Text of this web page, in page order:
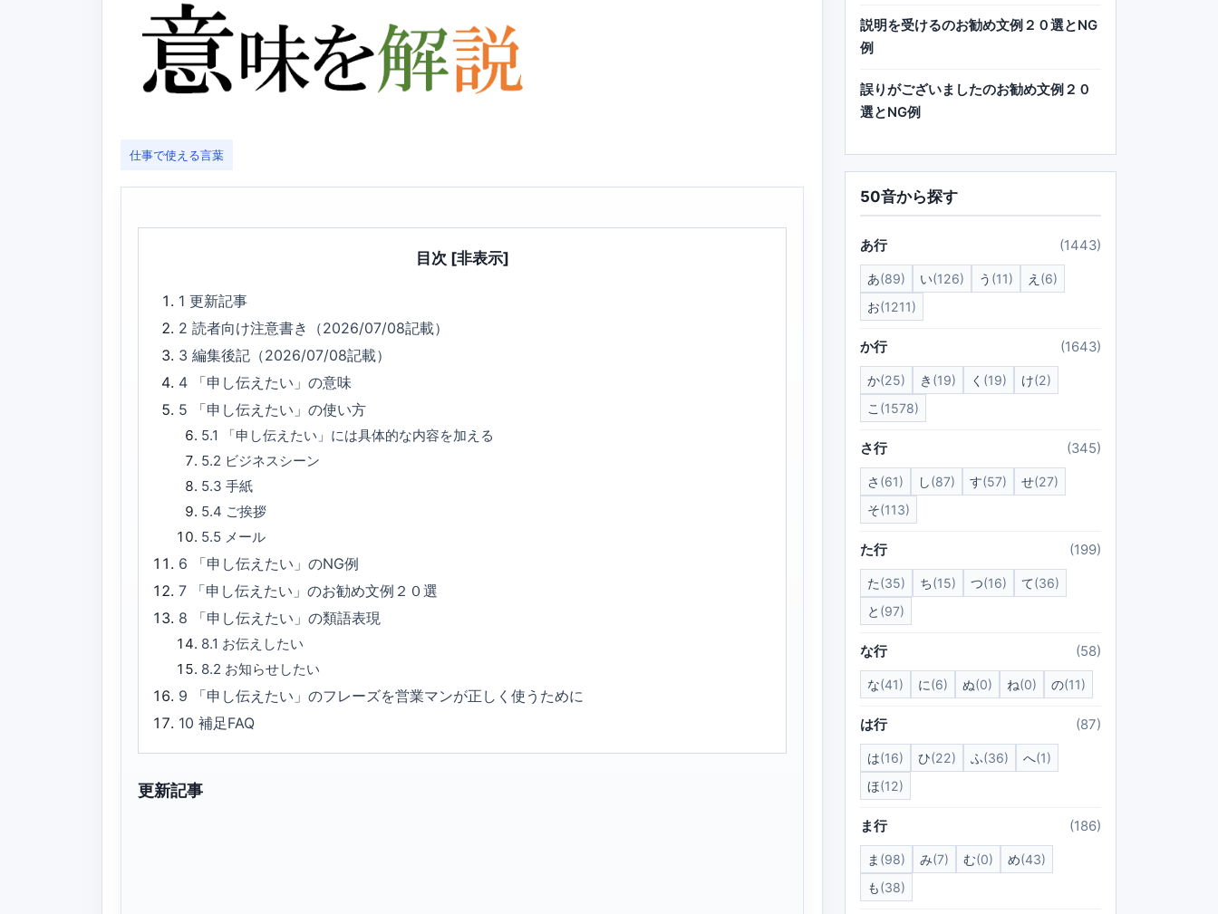
仕事で使える言葉
目次 [非表示]
1更新記事
2読者向け注意書き（2026/07/08記載）
3編集後記（2026/07/08記載）
4
「申し伝えたい」の意味
5
「申し伝えたい」の使い方
5.1
「申し伝えたい」には具体的な内容を加える
5.2 ビジネスシーン
5.3 手紙
5.4 ご挨拶
5.5 メール
6
「申し伝えたい」のNG例
7
「申し伝えたい」のお勧め文例２０選
8
「申し伝えたい」の類語表現
8.1 お伝えしたい
8.2 お知らせしたい
9
「申し伝えたい」のフレーズを営業マンが正しく使うために
10補足FAQ
更新記事
説明を受けるのお勧め文例２０選とNG
例
誤りがございましたのお勧め文例２０
選とNG例
50音から探す
あ行 (1443)
あ(89) い(126) う (11) え (6)
お(1211)
か行 (1643)
か(25) き (19) く (19) け(2)
こ (1578)
さ行 (345)
さ (61) し(87) す(57) せ(27)
そ(113)
た行 (199)
た(35) ち(15) つ(16) て(36)
と (97)
な行 (58)
な(41) に(6) ぬ(0) ね(0) の(11)
は行 (87)
は(16) ひ(22) ふ(36) へ(1)
ほ(12)
ま行 (186)
ま (98) み(7) む(0) め(43)
も(38)